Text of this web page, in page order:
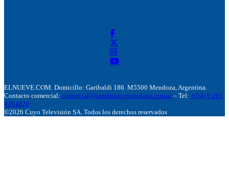
ELNUEVE.COM. Domicillo: Garibaldi 186. M5500 Mendoza, Argentina.
Contacto comercial: comercial@canalnuevemendoza.com.ar – Tel: +(54) 9 261
4204020
©2026 Cuyo Televisión SA. Todos los derechos reservados